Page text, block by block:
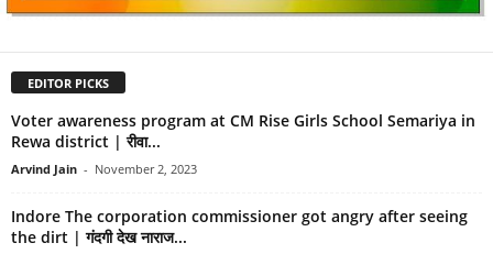
EDITOR PICKS
Voter awareness program at CM Rise Girls School Semariya in
Rewa district | रीवा...
Arvind Jain - November 2, 2023
Indore The corporation commissioner got angry after seeing
the dirt | गंदगी देख नाराज...